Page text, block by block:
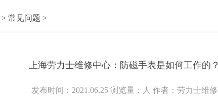
> 常见问题 >
上海劳力士维修中心：防磁手表是如何工作的？
发布时间：2021.06.25 浏览量： 人 作者：劳力士维修